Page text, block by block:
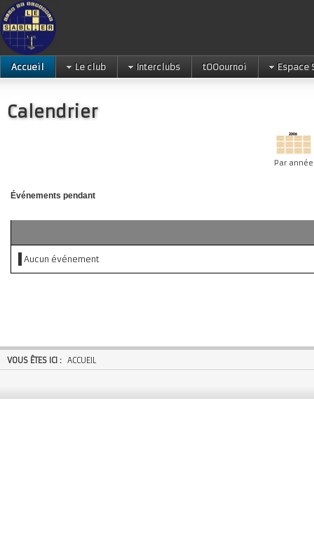
Accueil Le club Interclubs tOOournoi Espace
Calendrier
Par année
Événements pendant
Aucun événement
VOUS ÊTES ICI : ACCUEIL